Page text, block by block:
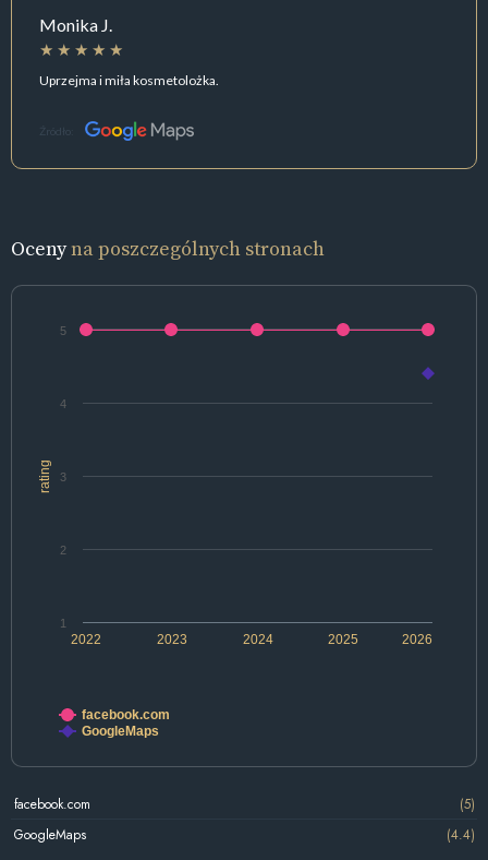
Monika J.
Uprzejma i miła kosmetolożka.
Źródło:
Ocenyna poszczególnych stronach
rating
2022 2024 2026
2023 2025
1
2
3
4
5
facebook.com
GoogleMaps
facebook.com
(5)
GoogleMaps
(4.4)